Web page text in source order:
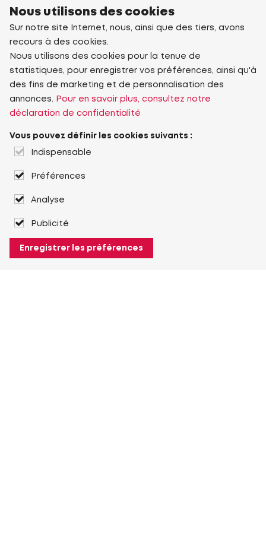
Nous utilisons des cookies
Sur notre site Internet, nous, ainsi que des tiers, avons
recours à des cookies.
Nous utilisons des cookies pour la tenue de
statistiques, pour enregistrer vos préférences, ainsi qu'à
des fins de marketing et de personnalisation des
annonces.
Pour en savoir plus, consultez notre
déclaration de confidentialité
Vous pouvez définir les cookies suivants :
Indispensable
Préférences
Analyse
Publicité
Enregistrer les préférences